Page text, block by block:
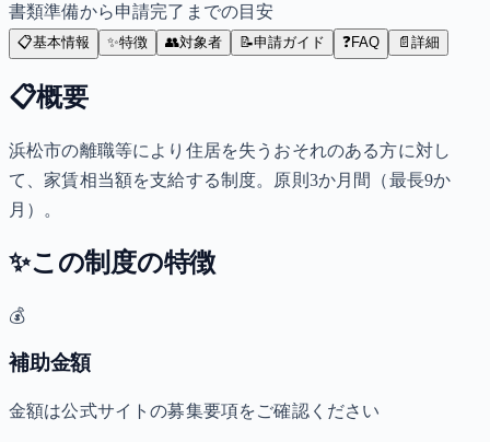
書類準備から申請完了までの目安
📋基本情報 ✨特徴 👥対象者 📝申請ガイド ❓FAQ 📄 詳細
📋概要
浜松市の離職等により住居を失うおそれのある方に対し
て、家賃相当額を支給する制度。原則3か月間（最長9か
月）。
✨この制度の特徴
💰
補助金額
金額は公式サイトの募集要項をご確認ください